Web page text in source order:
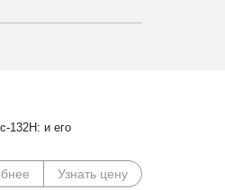
132Н: и его
Узнать цену